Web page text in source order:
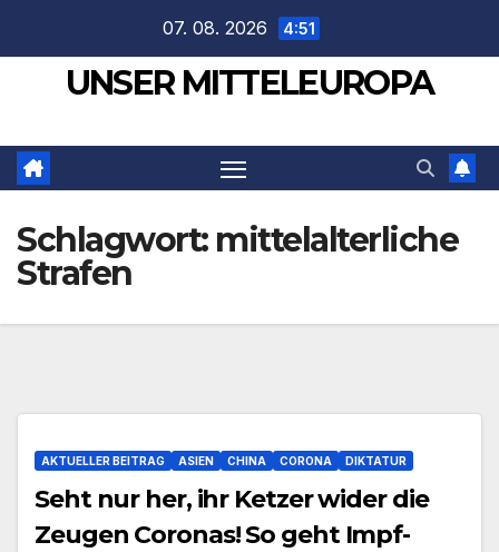
springen
07. 08. 2026 4:51
UNSER MITTELEUROPA
Schlagwort: mittelalterliche
Strafen
AKTUELLER BEITRAG ASIEN CHINA CORONA DIKTATUR
Seht nur her, ihr Ketzer wider die
Zeugen Coronas! So geht Impf-